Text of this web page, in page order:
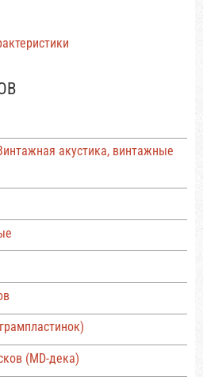
акустика, винтажные
(MD-дека)